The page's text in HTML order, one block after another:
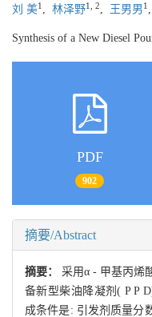
刘 美1 , 林泽野1, 2, 王男男1 ,
Synthesis of a New Diesel
PDF
902
摘要/Abstract
摘要： 采用α - 甲基丙烯
备新型柴油降凝剂( P P
成条件是: 引发剂质量分